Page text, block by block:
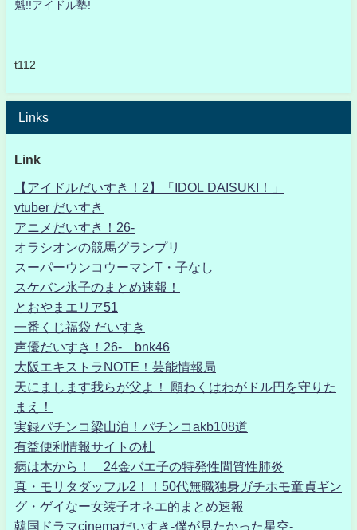
魁!!アイドル塾!
t112
Links
Link
【アイドルだいすき！2】「IDOL DAISUKI！」
vtuber だいすき
アニメだいすき！26-
オラシオンの競馬グランプリ
スーパーウンコウーマンT・子なし
スケバン氷子のまとめ速報！
とおやまエリア51
一番くじ福袋 だいすき
声優だいすき！26- bnk46
大阪エキストラNOTE！芸能情報局
天にまします我らが父よ！ 願わくはわがドル円を守りた
まえ！
実録パチンコ梁山泊！パチンコakb108道
有益便利情報サイトの杜
病は木から！ 24金バエ子の特発性間質性肺炎
真・モリタダッフル2！！50代無職独身ガチホモ童貞ギン
グ・ゲイなー女装子オネエ的まとめ速報
韓国ドラマcinemaだいすき-僕が見たかった星空-